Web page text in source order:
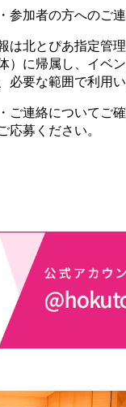
参加者の方へのご
は北とぴあ指定管
）に帰属し、イベ
必要な範囲で利用い
ご連絡についてご
応募ください。​